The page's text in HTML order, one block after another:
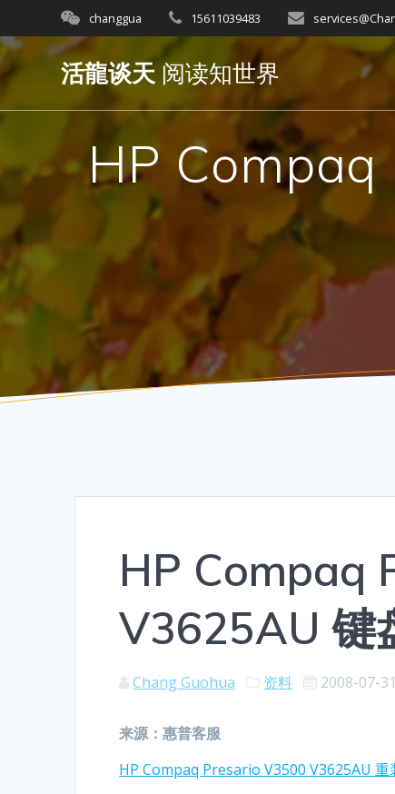
to
content
changgua 15611039483
活龍谈天阅读知世界
HP
HP Compaq
V3625AU 键
Chang Guohua 资料 2008-07-31
来源：惠普客服
HP Compaq Presario V3500 V3625AU 重